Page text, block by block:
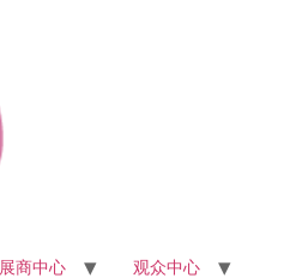
展商中心
观众中心